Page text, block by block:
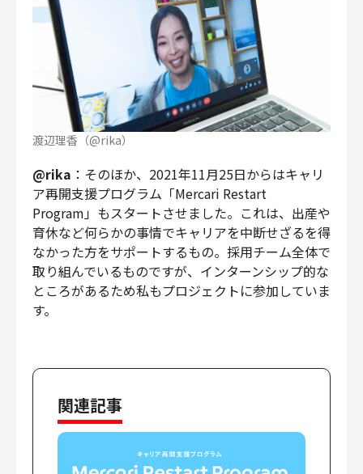
渡辺理香（@rika）
@rika ：そのほか、2021年11月25日からはキャリ
ア再開支援プログラム「Mercari Restart
Program」もスタートさせました。これは、出産や
育休など何らかの事情でキャリアを中断せざるを得
なかった方をサポートするもの。採用チーム全体で
取り組んでいるものですが、インターンシップ的な
ところがあるため私もプロジェクトに参加していま
す。
関連記事